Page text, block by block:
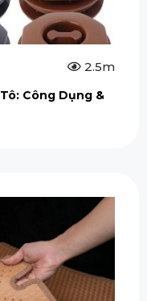
2.5m
Công Dụng &